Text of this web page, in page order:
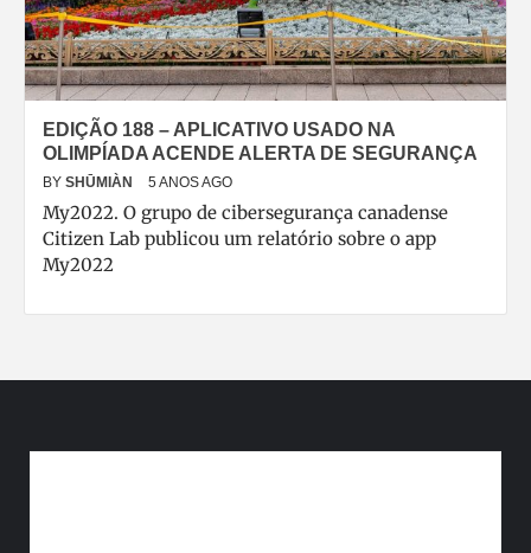
EDIÇÃO 188 – APLICATIVO USADO NA
OLIMPÍADA ACENDE ALERTA DE SEGURANÇA
BY SHŪMIÀN 5 ANOS AGO
My2022. O grupo de cibersegurança canadense
Citizen Lab publicou um relatório sobre o app
My2022